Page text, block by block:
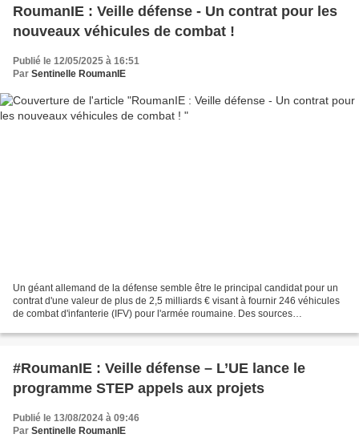
RoumanIE : Veille défense - Un contrat pour les
nouveaux véhicules de combat !
Publié le 12/05/2025 à 16:51
Par Sentinelle RoumanIE
Un géant allemand de la défense semble être le principal candidat pour un
contrat d'une valeur de plus de 2,5 milliards € visant à fournir 246 véhicules
de combat d'infanterie (IFV) pour l'armée roumaine. Des sources
#RoumanIE : Veille défense – L’UE lance le
programme STEP appels aux projets
Publié le 13/08/2024 à 09:46
Par Sentinelle RoumanIE